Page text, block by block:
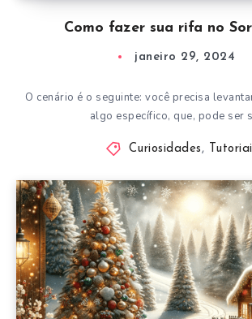
Como fazer sua rifa no
janeiro 29, 2024
O cenário é o seguinte: você precisa
algo específico, que, pode ser
Curiosidades,